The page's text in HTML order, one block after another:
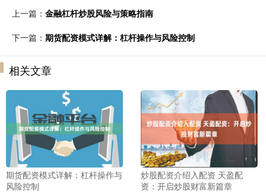
上一篇： 金融杠杆炒股风险与策略指南
下一篇： 期货配资模式详解：杠杆操作与风险控制
相关文章
期货配资模式详解：杠杆操作与
风险控制
炒股配资介绍入配资 天盈配
资：开启炒股财富新篇章